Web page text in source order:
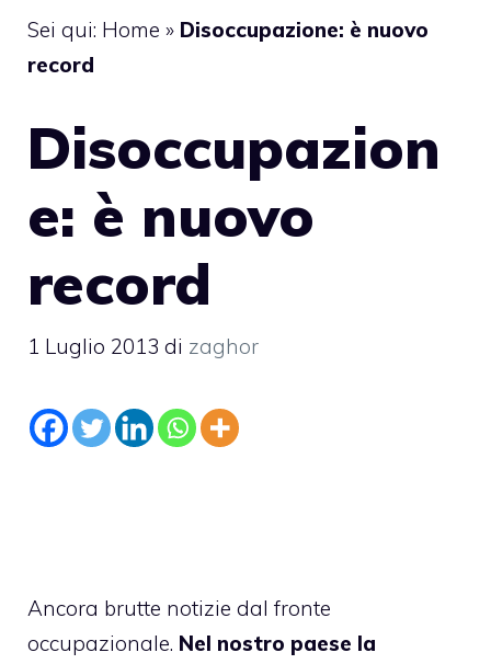
Sei qui: Home » Disoccupazione: è nuovo
record
Disoccupazion
e: è nuovo
record
1 Luglio 2013 di zaghor
Ancora brutte notizie dal fronte
occupazionale. Nel nostro paese la